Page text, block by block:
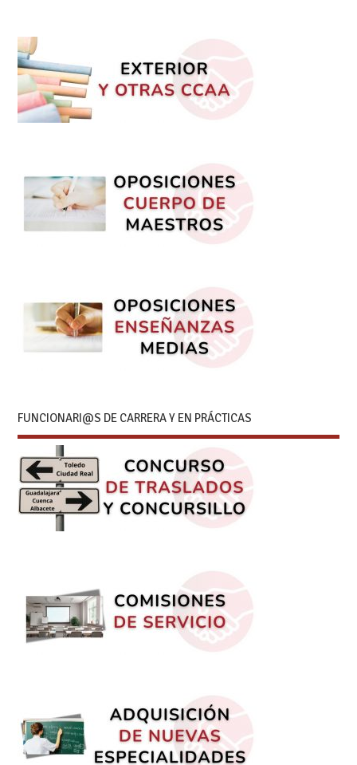
FUNCIONARI@S DE CARRERA Y EN PRÁCTICAS